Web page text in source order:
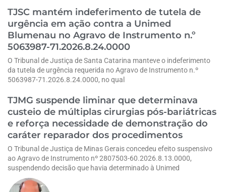
TJSC mantém indeferimento de tutela de
urgência em ação contra a Unimed
Blumenau no Agravo de Instrumento n.º
5063987-71.2026.8.24.0000
O Tribunal de Justiça de Santa Catarina manteve o indeferimento
da tutela de urgência requerida no Agravo de Instrumento n.º
5063987-71.2026.8.24.0000, no qual
TJMG suspende liminar que determinava
custeio de múltiplas cirurgias pós-bariátricas
e reforça necessidade de demonstração do
caráter reparador dos procedimentos
O Tribunal de Justiça de Minas Gerais concedeu efeito suspensivo
ao Agravo de Instrumento nº 2807503-60.2026.8.13.0000,
suspendendo decisão que havia determinado à Unimed